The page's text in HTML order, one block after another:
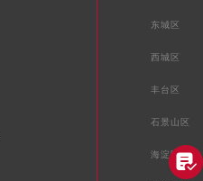
东城区
西城区
丰台区
石景山区
海淀区